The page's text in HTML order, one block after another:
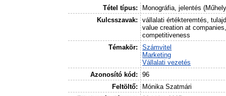
Tétel típus:
Monográfia, jelentés
Kulcsszavak:
vállalati értékteremtés,
value creation at
competitiveness
Témakör:
Számvitel
Marketing
Vállalati vezetés
Azonosító kód:
96
Feltöltő:
Mónika Szatmári